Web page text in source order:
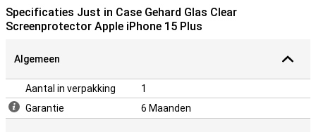
Specificaties Just in Case Gehard Glas Clear
Screenprotector Apple iPhone 15 Plus
Algemeen
Aantal in verpakking
1
Garantie
6 Maanden